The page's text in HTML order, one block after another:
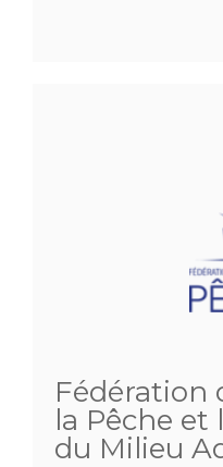
Fédération
la Pêche et
du Milieu